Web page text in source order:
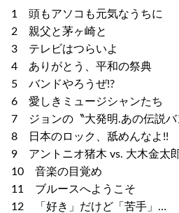
1 頭もアソコも元気なうちに
2 親父と茅ヶ崎と
3 テレビはつらいよ
4 ありがとう、平和の祭典
5 バンドやろうぜ!?
6 愛しきミュージシャンたち
7 ジョンの〝大発明.あの伝説バ
8 日本のロック、舐めんなよ!!
9 アントニオ猪木 vs. 大木金太
10 音楽の目覚め
11 ブルースへようこそ
12 「好き」だけど「苦手」…